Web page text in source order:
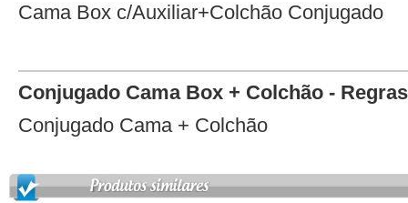
Cama Box c/Auxiliar+Colchão Conjugado
Conjugado Cama Box + Colchão -
Conjugado Cama + Colchão